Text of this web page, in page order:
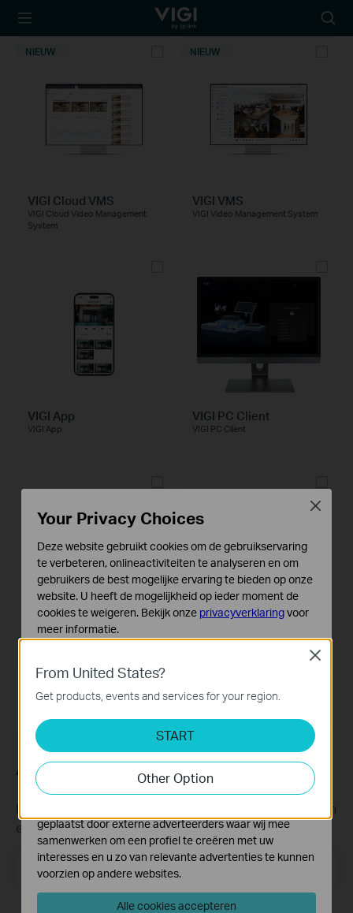
TP-Link, Reliably
icon
NIEUW
VIGI Cloud VMS
VIGI Cloud Video Management
System
NIEUW
VIGI VMS
VIGI Video Management System
VIGI App
VIGI App
VIGI PC Client
VIGI PC Client
VIGI Config Tool
Abonneer
Krijg updates over nieuwe producten, samenwerkingen
en ander interessant nieuws
Email Address
From United States?
Get products, events and services for your region.
START
Other Option
Close
Your Privacy Choices
Deze website gebruikt cookies om de gebruikservaring
te verbeteren, onlineactiviteiten te analyseren en om
gebruikers de best mogelijke ervaring te bieden op onze
website. U heeft de mogelijkheid op ieder moment de
cookies te weigeren. Bekijk onze privacyverklaringvoor
meer informatie.
Deze cookies zijn noodzakelijk voor de werking van de
website en kunnen niet worden uitgeschakeld.
Analyse en Marketing Cookies
Cookies voor analyse geven ons de mogelijkheid uw
activiteiten op onze website te volgen en zo de
functionaliteit van de website aan te passen en te
verbeteren.
geplaatst door externe adverteerders waar wij mee
samenwerken om een profiel te creëren met uw
interesses en u zo van relevante advertenties te kunnen
voorzien op andere websites.
Alle cookies accepteren
Close